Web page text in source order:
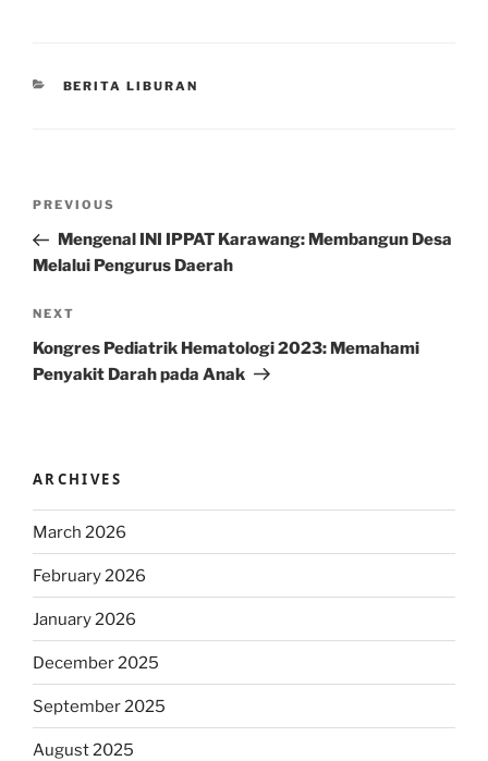
CATEGORIES
BERITA LIBURAN
Previous
Post
PREVIOUS
Mengenal INI IPPAT Karawang: Membangun Desa
Melalui Pengurus Daerah
Next
Post
NEXT
Kongres Pediatrik Hematologi 2023: Memahami
Penyakit Darah pada Anak
ARCHIVES
March 2026
February 2026
January 2026
December 2025
September 2025
August 2025